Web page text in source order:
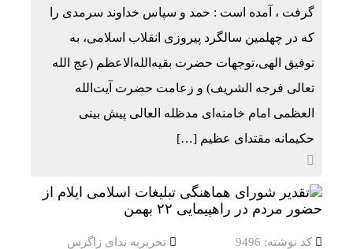
تنگی انگشتر و کفش در گرما؛ واکنش طبیعی بدن
بورس تهران چگونه از ریزش به رکوردشکنی تغییر
رضایی: یک درصد بودجه فوتبال را به والیبال نشسته
گرفت ، آمده است : حمد و سپاس خداوند سرمدی را
که در چهلمین سالگرد پیروزی انقلاب اسلامی، به
توفیق الهی،توجهات حضرت بقیه‌الله‌الاعظم (عج الله
تعالی فرجه الشریف) و زعامت حضرت آیت‌الله
العظمی امام خامنه‌ای مدظله العالی پیش بینی
حکیمانه مقتدای عظیم […]
کد نوشته: 9496
تحریریه ندای زاگرس